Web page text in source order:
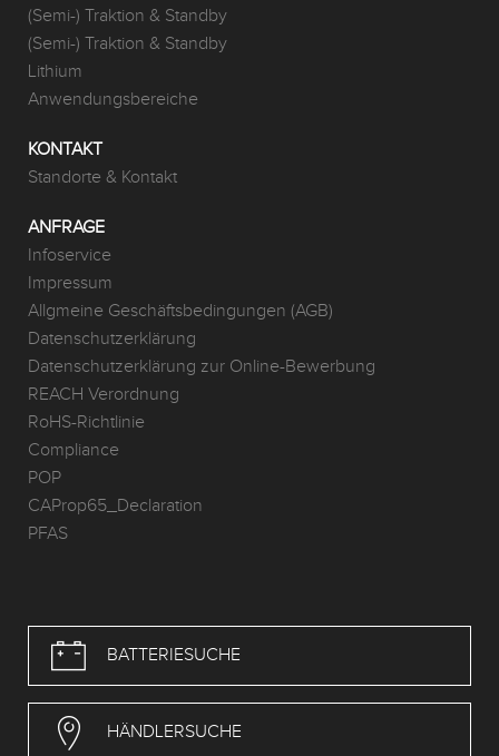
(Semi-) Traktion & Standby
(Semi-) Traktion & Standby
Lithium
Anwendungsbereiche
KONTAKT
Standorte & Kontakt
ANFRAGE
Infoservice
Impressum
Allgmeine Geschäftsbedingungen (AGB)
Datenschutzerklärung
Datenschutzerklärung zur Online-Bewerbung
REACH Verordnung
RoHS-Richtlinie
Compliance
POP
CAProp65_Declaration
PFAS
BATTERIESUCHE
HÄNDLERSUCHE